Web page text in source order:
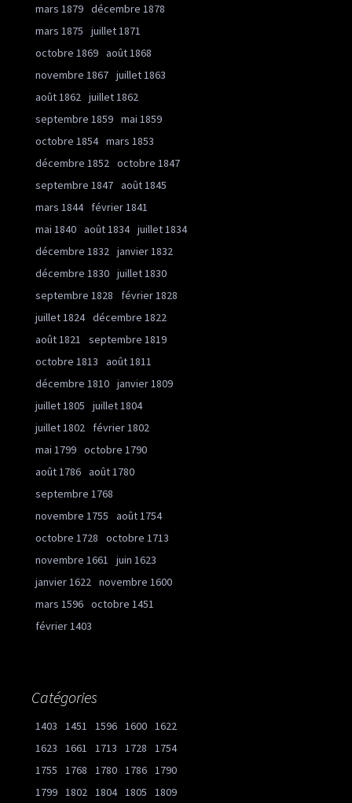
mars 1879 décembre 1878
mars 1875
juillet 1871
octobre 1869 août 1868
novembre 1867 juillet 1863
août 1862
juillet 1862
septembre 1859 mai 1859
octobre 1854 mars 1853
décembre 1852
octobre 1847
septembre 1847 août 1845
mars 1844
février 1841
mai 1840 août 1834 juillet 1834
décembre 1832
janvier 1832
décembre 1830 juillet 1830
septembre 1828
février 1828
juillet 1824 décembre 1822
août 1821
septembre 1819
octobre 1813
août 1811
décembre 1810 janvier 1809
juillet 1805
juillet 1804
juillet 1802
février 1802
mai 1799 octobre 1790
août 1786 août 1780
septembre 1768
novembre 1755
août 1754
octobre 1728
octobre 1713
novembre 1661
juin 1623
janvier 1622
novembre 1600
mars 1596 octobre 1451
février 1403
Catégories
1403 1451 1596 1600
1622
1623
1661 1713 1728
1754
1755
1768 1780 1786
1790
1799
1802 1804 1805 1809